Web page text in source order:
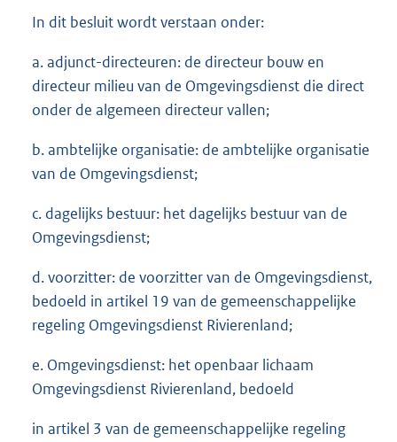
In dit besluit wordt verstaan onder:
a. adjunct-directeuren: de directeur bouw en
directeur milieu van de Omgevingsdienst die direct
onder de algemeen directeur vallen;
b. ambtelijke organisatie: de ambtelijke organisatie
van de Omgevingsdienst;
c. dagelijks bestuur: het dagelijks bestuur van de
Omgevingsdienst;
d. voorzitter: de voorzitter van de Omgevingsdienst,
bedoeld in artikel 19 van de gemeenschappelijke
regeling Omgevingsdienst Rivierenland;
e. Omgevingsdienst: het openbaar lichaam
Omgevingsdienst Rivierenland, bedoeld
in artikel 3 van de gemeenschappelijke regeling